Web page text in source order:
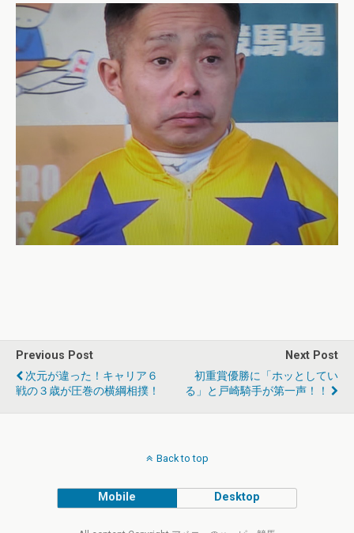
Previous Post
次元が違った！キャリア６
戦の３歳が圧巻の横綱相撲！
Next Post
初重賞優勝に「ホッとしてい
る」と戸崎騎手が第一声！！
Back to top
Mobile Desktop